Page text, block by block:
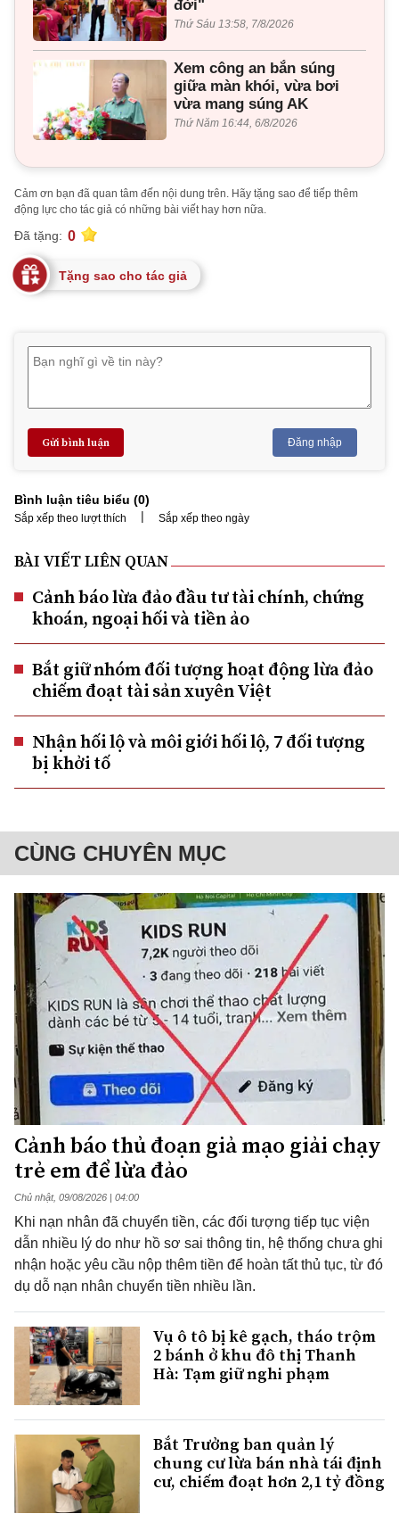
đời"
Thứ Sáu 13:58, 7/8/2026
Xem công an bắn súng
giữa màn khói, vừa bơi
vừa mang súng AK
Thứ Năm 16:44, 6/8/2026
Cảm ơn bạn đã quan tâm đến nội dung trên. Hãy tặng sao để tiếp thêm
động lực cho tác giả có những bài viết hay hơn nữa.
Đã tặng: 0
Tặng sao cho tác giả
Gửi bình luận Đăng nhập
Bình luận tiêu biểu (0)
Sắp xếp theo lượt thích | Sắp xếp theo ngày
BÀI VIẾT LIÊN QUAN
Cảnh báo lừa đảo đầu tư tài chính, chứng
khoán, ngoại hối và tiền ảo
Bắt giữ nhóm đối tượng hoạt động lừa đảo
chiếm đoạt tài sản xuyên Việt
Nhận hối lộ và môi giới hối lộ, 7 đối tượng
bị khởi tố
CÙNG CHUYÊN MỤC
Cảnh báo thủ đoạn giả mạo giải chạy
trẻ em để lừa đảo
Chủ nhật, 09/08/2026 | 04:00
Khi nạn nhân đã chuyển tiền, các đối tượng tiếp tục viện
dẫn nhiều lý do như hồ sơ sai thông tin, hệ thống chưa ghi
nhận hoặc yêu cầu nộp thêm tiền để hoàn tất thủ tục, từ đó
dụ dỗ nạn nhân chuyển tiền nhiều lần.
Vụ ô tô bị kê gạch, tháo trộm
2 bánh ở khu đô thị Thanh
Hà: Tạm giữ nghi phạm
Bắt Trưởng ban quản lý
chung cư lừa bán nhà tái định
cư, chiếm đoạt hơn 2,1 tỷ đồng